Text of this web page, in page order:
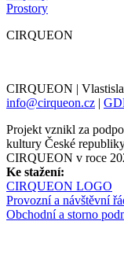
Prostory
CIRQUEON
CIRQUEON |
info@cirqueon.cz |
Projekt vznikl za
kultury České
CIRQUEON v roce
Ke stažení:
CIRQUEON LOGO
Provozní a návštěvní
Obchodní a storno